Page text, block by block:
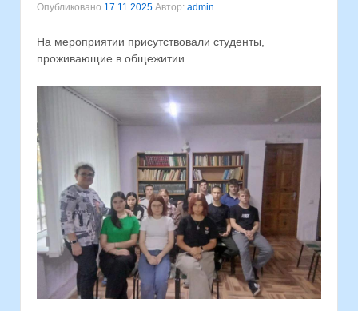
Опубликовано 17.11.2025 Автор: admin
На мероприятии присутствовали студенты,
проживающие в общежитии.